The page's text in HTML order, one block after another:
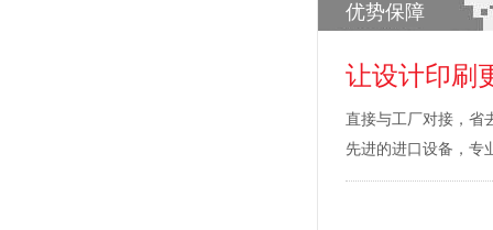
优势保障
让设计印刷
直接与工厂对接，省
先进的进口设备，专